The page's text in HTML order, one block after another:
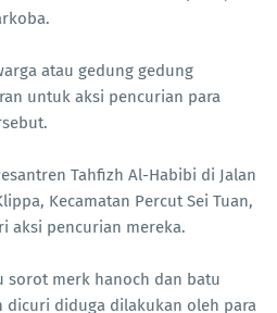
atau gedung gedung
untuk aksi pencurian para
Tahfizh Al-Habibi di Jalan
Kecamatan Percut Sei Tuan,
aksi pencurian mereka.
sorot merk hanoch dan batu
dicuri diduga dilakukan oleh para